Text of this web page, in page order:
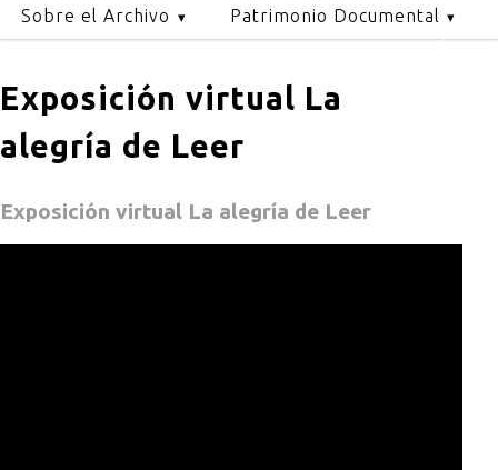
Sobre el Archivo Patrimonio Documental
Exposición virtual La
alegría de Leer
Exposición virtual La alegría de Leer